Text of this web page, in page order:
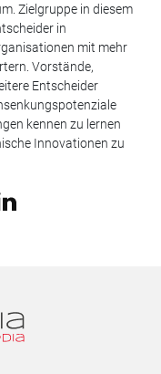
Zielgruppe in diesem
in
mit mehr
Vorstände,
Entscheider
kennen zu lernen
Innovationen zu